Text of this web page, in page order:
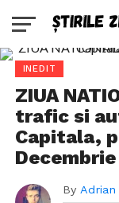
INEDIT
ZIUA
trafic si
Capitala,
Decembrie
By Adrian